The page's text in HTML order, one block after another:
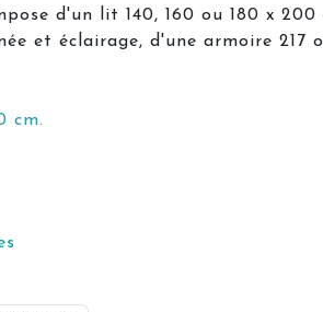
d'un lit 140, 160 ou 180 x 200
et éclairage, d'une armoire 217
cm.